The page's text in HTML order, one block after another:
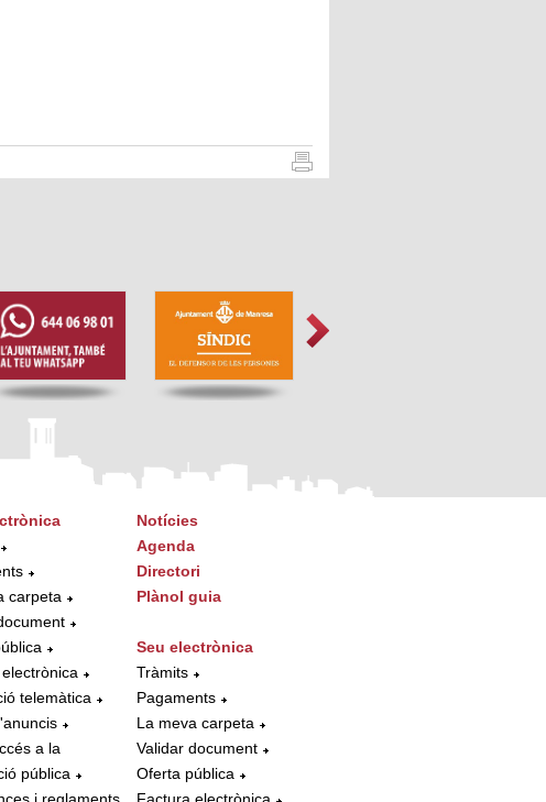
carpeta
telemàtica
a la
pública
Notícies
Agenda
Directori
Plànol guia
Seu electrònica
Tràmits
Pagaments
La meva carpeta
Validar document
Oferta pública